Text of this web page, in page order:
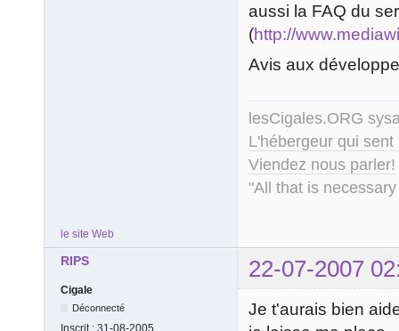
aussi la FAQ du
(http://
Avis aux
lesCigales.ORG
L'hébergeur qui
Viendez nous parler!
"All that is
le site Web
RIPS 22-07-2007
Cigale
Déconnecté
Inscrit : 31-08-2005
Je t'aurais bien